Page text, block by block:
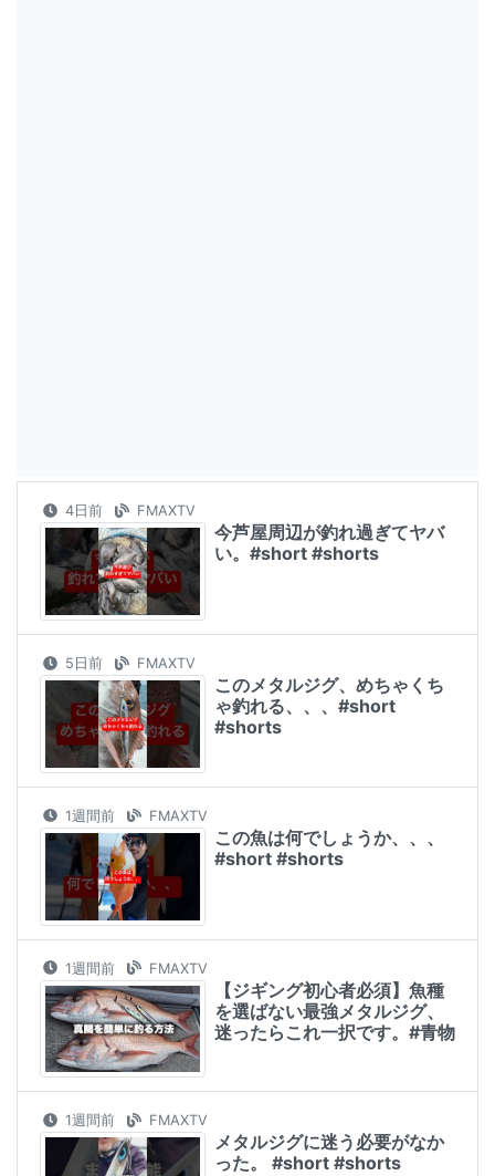
4日前 FMAXTV
今芦屋周辺が釣れ過ぎてヤバ
い。#short #shorts
5日前 FMAXTV
このメタルジグ、めちゃくち
ゃ釣れる、、、#short
#shorts
1週間前 FMAXTV
この魚は何でしょうか、、、
#short #shorts
1週間前 FMAXTV
【ジギング初心者必須】魚種
を選ばない最強メタルジグ、
迷ったらこれ一択です。#青物
1週間前 FMAXTV
メタルジグに迷う必要がなか
った。 #short #shorts